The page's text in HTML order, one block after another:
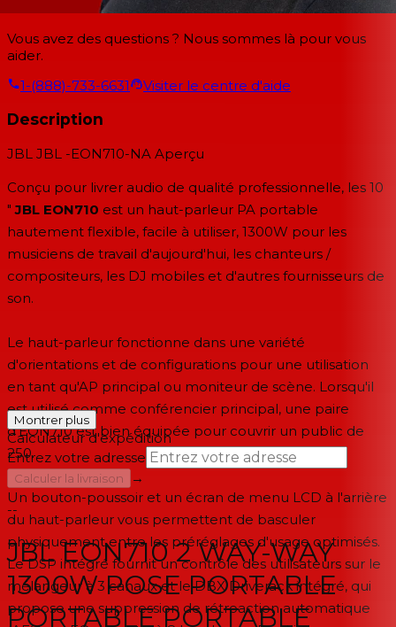
Vous avez des questions ? Nous sommes là pour vous
aider.
1-(888)-733-6631
Visiter le centre d'aide
Description
JBL JBL -EON710-NA Aperçu
Conçu pour livrer audio de qualité professionnelle, les 10
" JBL EON710 est un haut-parleur PA portable
hautement flexible, facile à utiliser, 1300W pour les
musiciens de travail d'aujourd'hui, les chanteurs /
compositeurs, les DJ mobiles et d'autres fournisseurs de
son.
Le haut-parleur fonctionne dans une variété
d'orientations et de configurations pour une utilisation
en tant qu'AP principal ou moniteur de scène. Lorsqu'il
est utilisé comme conférencier principal, une paire
d'EON710 est bien équipée pour couvrir un public de
250.
Un bouton-poussoir et un écran de menu LCD à l'arrière
du haut-parleur vous permettent de basculer
physiquement entre les préréglages d'usage optimisés.
Le DSP intégré fournit un contrôle des utilisateurs sur le
mélangeur à 3 canaux et le DBX Driverack intégré, qui
propose une suppression de rétroaction automatique
Montrer plus
Calculateur d'expédition
Entrez votre adresse
Calculer la livraison
→
--
JBL EON710 2 WAY-WAY
1300W POSE PORTABLE
PORTABLE PORTABLE